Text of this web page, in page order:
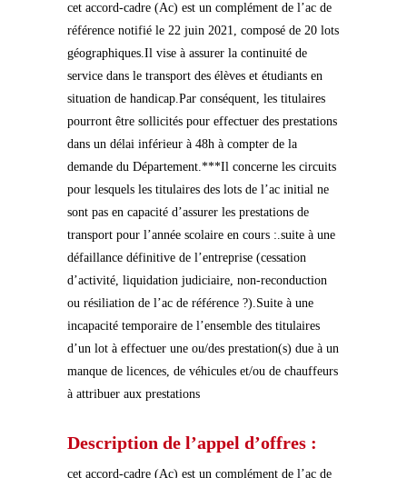
cet accord-cadre (Ac) est un complément de l’ac de
référence notifié le 22 juin 2021, composé de 20 lots
géographiques.Il vise à assurer la continuité de
service dans le transport des élèves et étudiants en
situation de handicap.Par conséquent, les titulaires
pourront être sollicités pour effectuer des prestations
dans un délai inférieur à 48h à compter de la
demande du Département.***Il concerne les circuits
pour lesquels les titulaires des lots de l’ac initial ne
sont pas en capacité d’assurer les prestations de
transport pour l’année scolaire en cours :.suite à une
défaillance définitive de l’entreprise (cessation
d’activité, liquidation judiciaire, non-reconduction
ou résiliation de l’ac de référence ?).Suite à une
incapacité temporaire de l’ensemble des titulaires
d’un lot à effectuer une ou/des prestation(s) due à un
manque de licences, de véhicules et/ou de chauffeurs
à attribuer aux prestations
Description de l’appel d’offres :
cet accord-cadre (Ac) est un complément de l’ac de